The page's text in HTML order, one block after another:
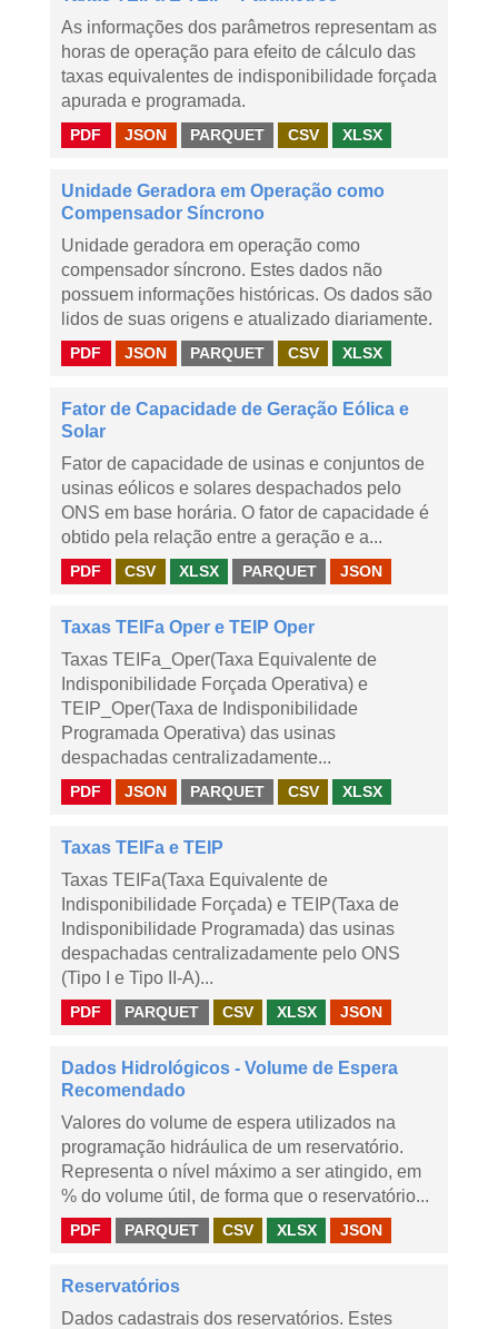
As informações dos parâmetros representam as
horas de operação para efeito de cálculo das
taxas equivalentes de indisponibilidade forçada
apurada e programada.
PDF JSON PARQUET CSV XLSX
Unidade Geradora em Operação como
Compensador Síncrono
Unidade geradora em operação como
compensador síncrono. Estes dados não
possuem informações históricas. Os dados são
lidos de suas origens e atualizado diariamente.
PDF JSON PARQUET CSV XLSX
Fator de Capacidade de Geração Eólica e
Solar
Fator de capacidade de usinas e conjuntos de
usinas eólicos e solares despachados pelo
ONS em base horária. O fator de capacidade é
obtido pela relação entre a geração e a...
PDF CSV XLSX PARQUET JSON
Taxas TEIFa Oper e TEIP Oper
Taxas TEIFa_Oper(Taxa Equivalente de
Indisponibilidade Forçada Operativa) e
TEIP_Oper(Taxa de Indisponibilidade
Programada Operativa) das usinas
despachadas centralizadamente...
PDF JSON PARQUET CSV XLSX
Taxas TEIFa e TEIP
Taxas TEIFa(Taxa Equivalente de
Indisponibilidade Forçada) e TEIP(Taxa de
Indisponibilidade Programada) das usinas
despachadas centralizadamente pelo ONS
(Tipo I e Tipo II-A)...
PDF PARQUET CSV XLSX JSON
Dados Hidrológicos - Volume de Espera
Recomendado
Valores do volume de espera utilizados na
programação hidráulica de um reservatório.
Representa o nível máximo a ser atingido, em
% do volume útil, de forma que o reservatório...
PDF PARQUET CSV XLSX JSON
Reservatórios
Dados cadastrais dos reservatórios. Estes